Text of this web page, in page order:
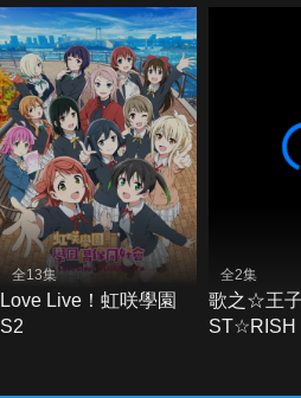
全13集
Love Live！虹咲學園
S2
全2集
歌之☆王
ST☆RISH